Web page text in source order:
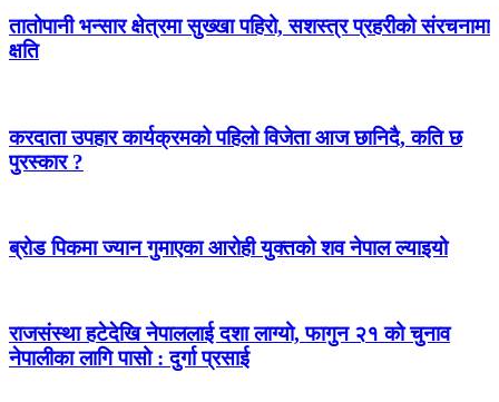
तातोपानी भन्सार क्षेत्रमा सुख्खा पहिरो, सशस्त्र प्रहरीको संरचनामा
क्षति
करदाता उपहार कार्यक्रमको पहिलो विजेता आज छानिदै, कति छ
पुरस्कार ?
ब्रोड पिकमा ज्यान गुमाएका आरोही युक्तको शव नेपाल ल्याइयो
राजसंस्था हटेदेखि नेपाललाई दशा लाग्यो, फागुन २१ को चुनाव
नेपालीका लागि पासो : दुर्गा प्रसाई